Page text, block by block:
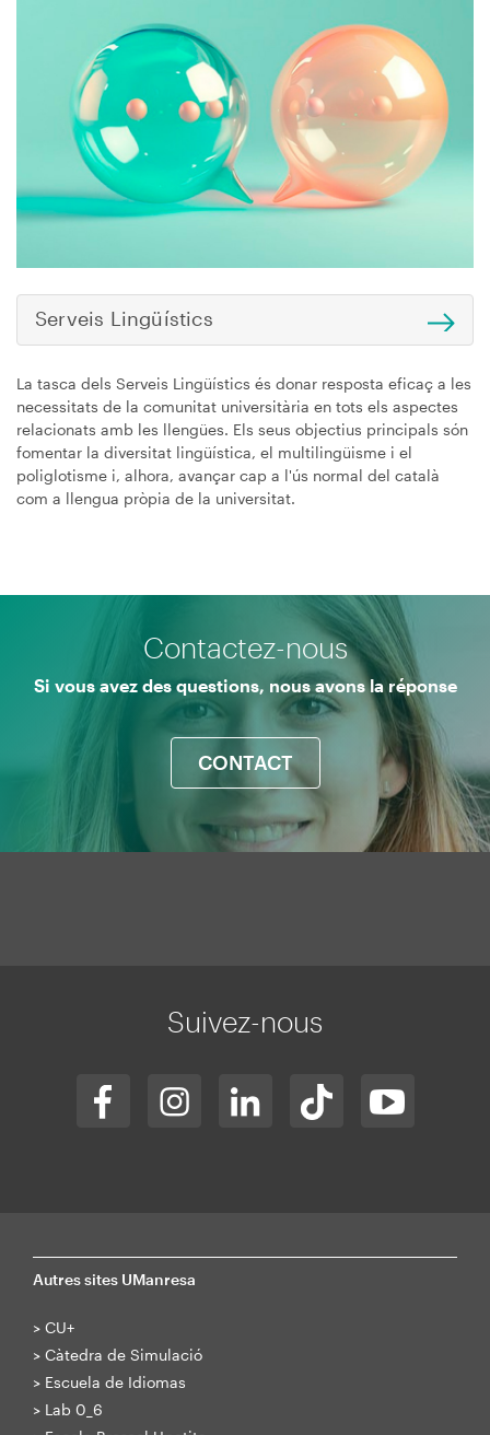
Serveis Lingüístics
La tasca dels Serveis Lingüístics és donar resposta eficaç a les
necessitats de la comunitat universitària en tots els aspectes
relacionats amb les llengües. Els seus objectius principals són
fomentar la diversitat lingüística, el multilingüisme i el
poliglotisme i, alhora, avançar cap a l'ús normal del català
com a llengua pròpia de la universitat.
Contactez-nous
Si vous avez des questions, nous avons la réponse
CONTACT
Suivez-nous
Autres sites UManresa
> CU+
> Càtedra de Simulació
> Escuela de Idiomas
> Lab 0_6